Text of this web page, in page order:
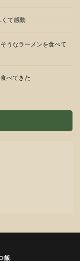
くて感動
うなラーメンを食べて
べてきた
飯.